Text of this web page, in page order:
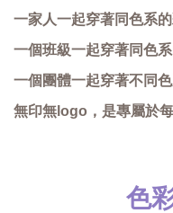
一家人一起穿著同色系
一個班級一起穿著同色
一個團體一起穿著不同
無印無logo，是專屬於每
色